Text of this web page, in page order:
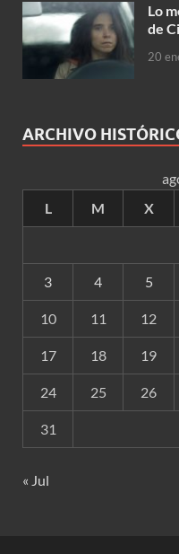
Lo
de
20
ARCHIVO
L
M X
3 4 5
10 11 12
17 18 19
24 25 26
31
« Jul